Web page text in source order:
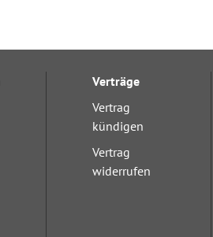
Verträge
Vertrag
kündigen
Vertrag
widerrufen